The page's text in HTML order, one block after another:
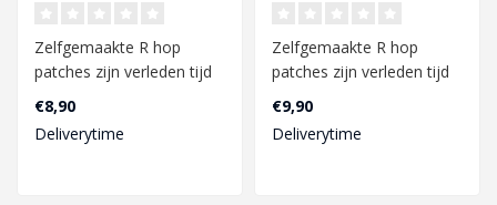
Zelfgemaakte R hop
patches zijn verleden tijd
met deze MR Hop bucking
van Maple ..
€8,90
Deliverytime
Zelfgemaakte R hop
patches zijn verleden tijd
met deze MR Hop bucking
van Maple ..
€9,90
Deliverytime